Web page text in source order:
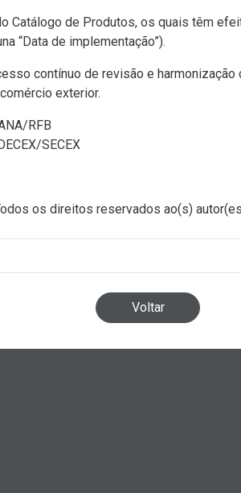
Catálogo de Produtos, os quais têm
“Data de implementação”).
contínuo de revisão e
exterior.
RFB
SECEX
os direitos reservados ao(s)
Voltar